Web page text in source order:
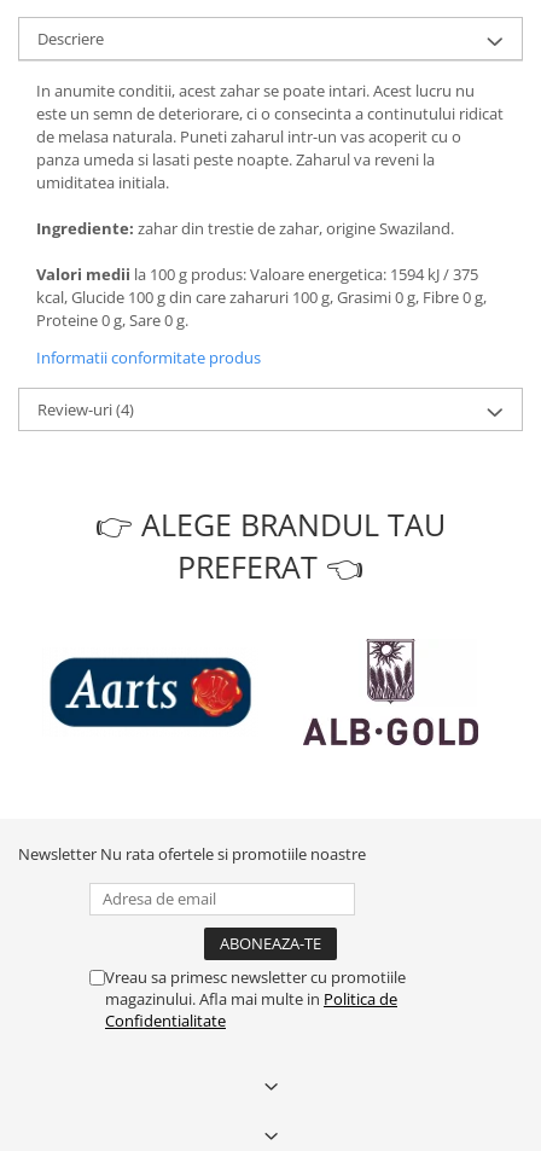
Descriere
In anumite conditii, acest zahar se poate intari. Acest lucru nu
este un semn de deteriorare, ci o consecinta a continutului ridicat
de melasa naturala. Puneti zaharul intr-un vas acoperit cu o
panza umeda si lasati peste noapte. Zaharul va reveni la
umiditatea initiala.
Ingrediente: zahar din trestie de zahar, origine Swaziland.
Valori medii la 100 g produs: Valoare energetica: 1594 kJ / 375
kcal, Glucide 100 g din care zaharuri 100 g, Grasimi 0 g, Fibre 0 g,
Proteine 0 g, Sare 0 g.
Informatii conformitate produs
Review-uri(4)
👉 ALEGE BRANDUL TAU
PREFERAT 👈
Newsletter Nu rata ofertele si promotiile noastre
Vreau sa primesc newsletter cu promotiile
magazinului. Afla mai multe in Politica de
Confidentialitate